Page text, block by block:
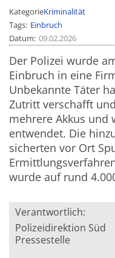
KategorieKriminalität
Tags Einbruch
Datum 09.02.2026
Der Polizei wurde
Einbruch in eine
Unbekannte Täter
Zutritt verschafft
mehrere Akkus und
entwendet. Die
sicherten vor Ort
wurde auf rund
Verantwortlich:
Polizeidirektion Süd
Pressestelle